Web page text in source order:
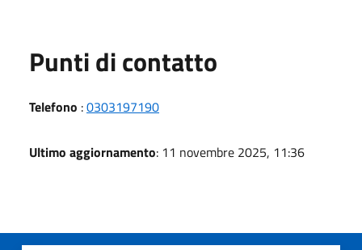
Punti di contatto
Telefono :0303197190
Ultimo aggiornamento: 11 novembre 2025, 11:36